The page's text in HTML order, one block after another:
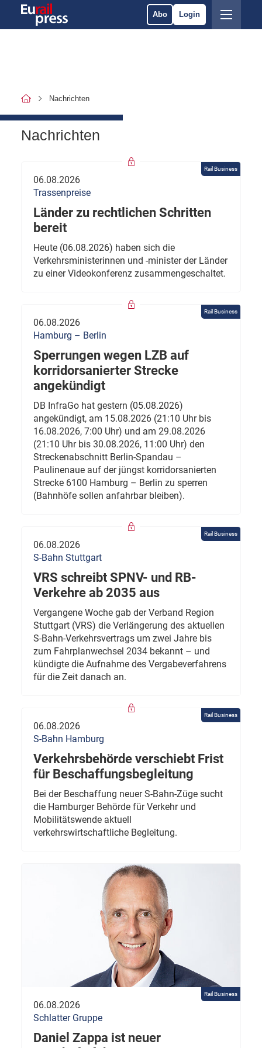
Abo Login
Nachrichten
Nachrichten
Rail Business
06.08.2026
Trassenpreise
Länder zu rechtlichen Schritten
bereit
Heute (06.08.2026) haben sich die
Verkehrsministerinnen und -minister der Länder
zu einer Videokonferenz zusammengeschaltet.
Rail Business
06.08.2026
Hamburg – Berlin
Sperrungen wegen LZB auf
korridorsanierter Strecke
angekündigt
DB InfraGo hat gestern (05.08.2026)
angekündigt, am 15.08.2026 (21:10 Uhr bis
16.08.2026, 7:00 Uhr) und am 29.08.2026
(21:10 Uhr bis 30.08.2026, 11:00 Uhr) den
Streckenabschnitt Berlin-Spandau –
Paulinenaue auf der jüngst korridorsanierten
Strecke 6100 Hamburg – Berlin zu sperren
(Bahnhöfe sollen anfahrbar bleiben).
Rail Business
06.08.2026
S-Bahn Stuttgart
VRS schreibt SPNV- und RB-
Verkehre ab 2035 aus
Vergangene Woche gab der Verband Region
Stuttgart (VRS) die Verlängerung des aktuellen
S-Bahn-Verkehrsvertrags um zwei Jahre bis
zum Fahrplanwechsel 2034 bekannt – und
kündigte die Aufnahme des Vergabeverfahrens
für die Zeit danach an.
Rail Business
06.08.2026
S-Bahn Hamburg
Verkehrsbehörde verschiebt Frist
für Beschaffungsbegleitung
Bei der Beschaffung neuer S-Bahn-Züge sucht
die Hamburger Behörde für Verkehr und
Mobilitätswende aktuell
verkehrswirtschaftliche Begleitung.
Rail Business
06.08.2026
Schlatter Gruppe
Daniel Zappa ist neuer